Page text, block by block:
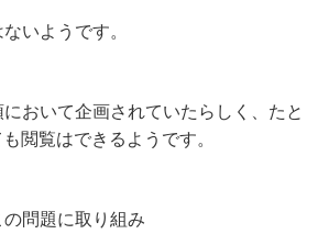
いようです。
おいて企画されていたらしく、たと
閲覧はできるようです。
問題に取り組み